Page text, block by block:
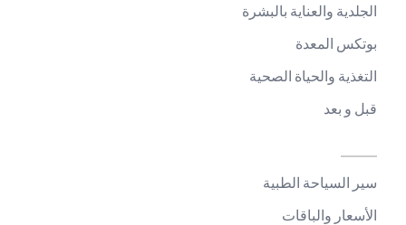
الجلدية والعناية بالبشرة
بوتكس المعدة
التغذية والحياة الصحية
قبل و بعد
سير السياحة الطبية
الأسعار والباقات